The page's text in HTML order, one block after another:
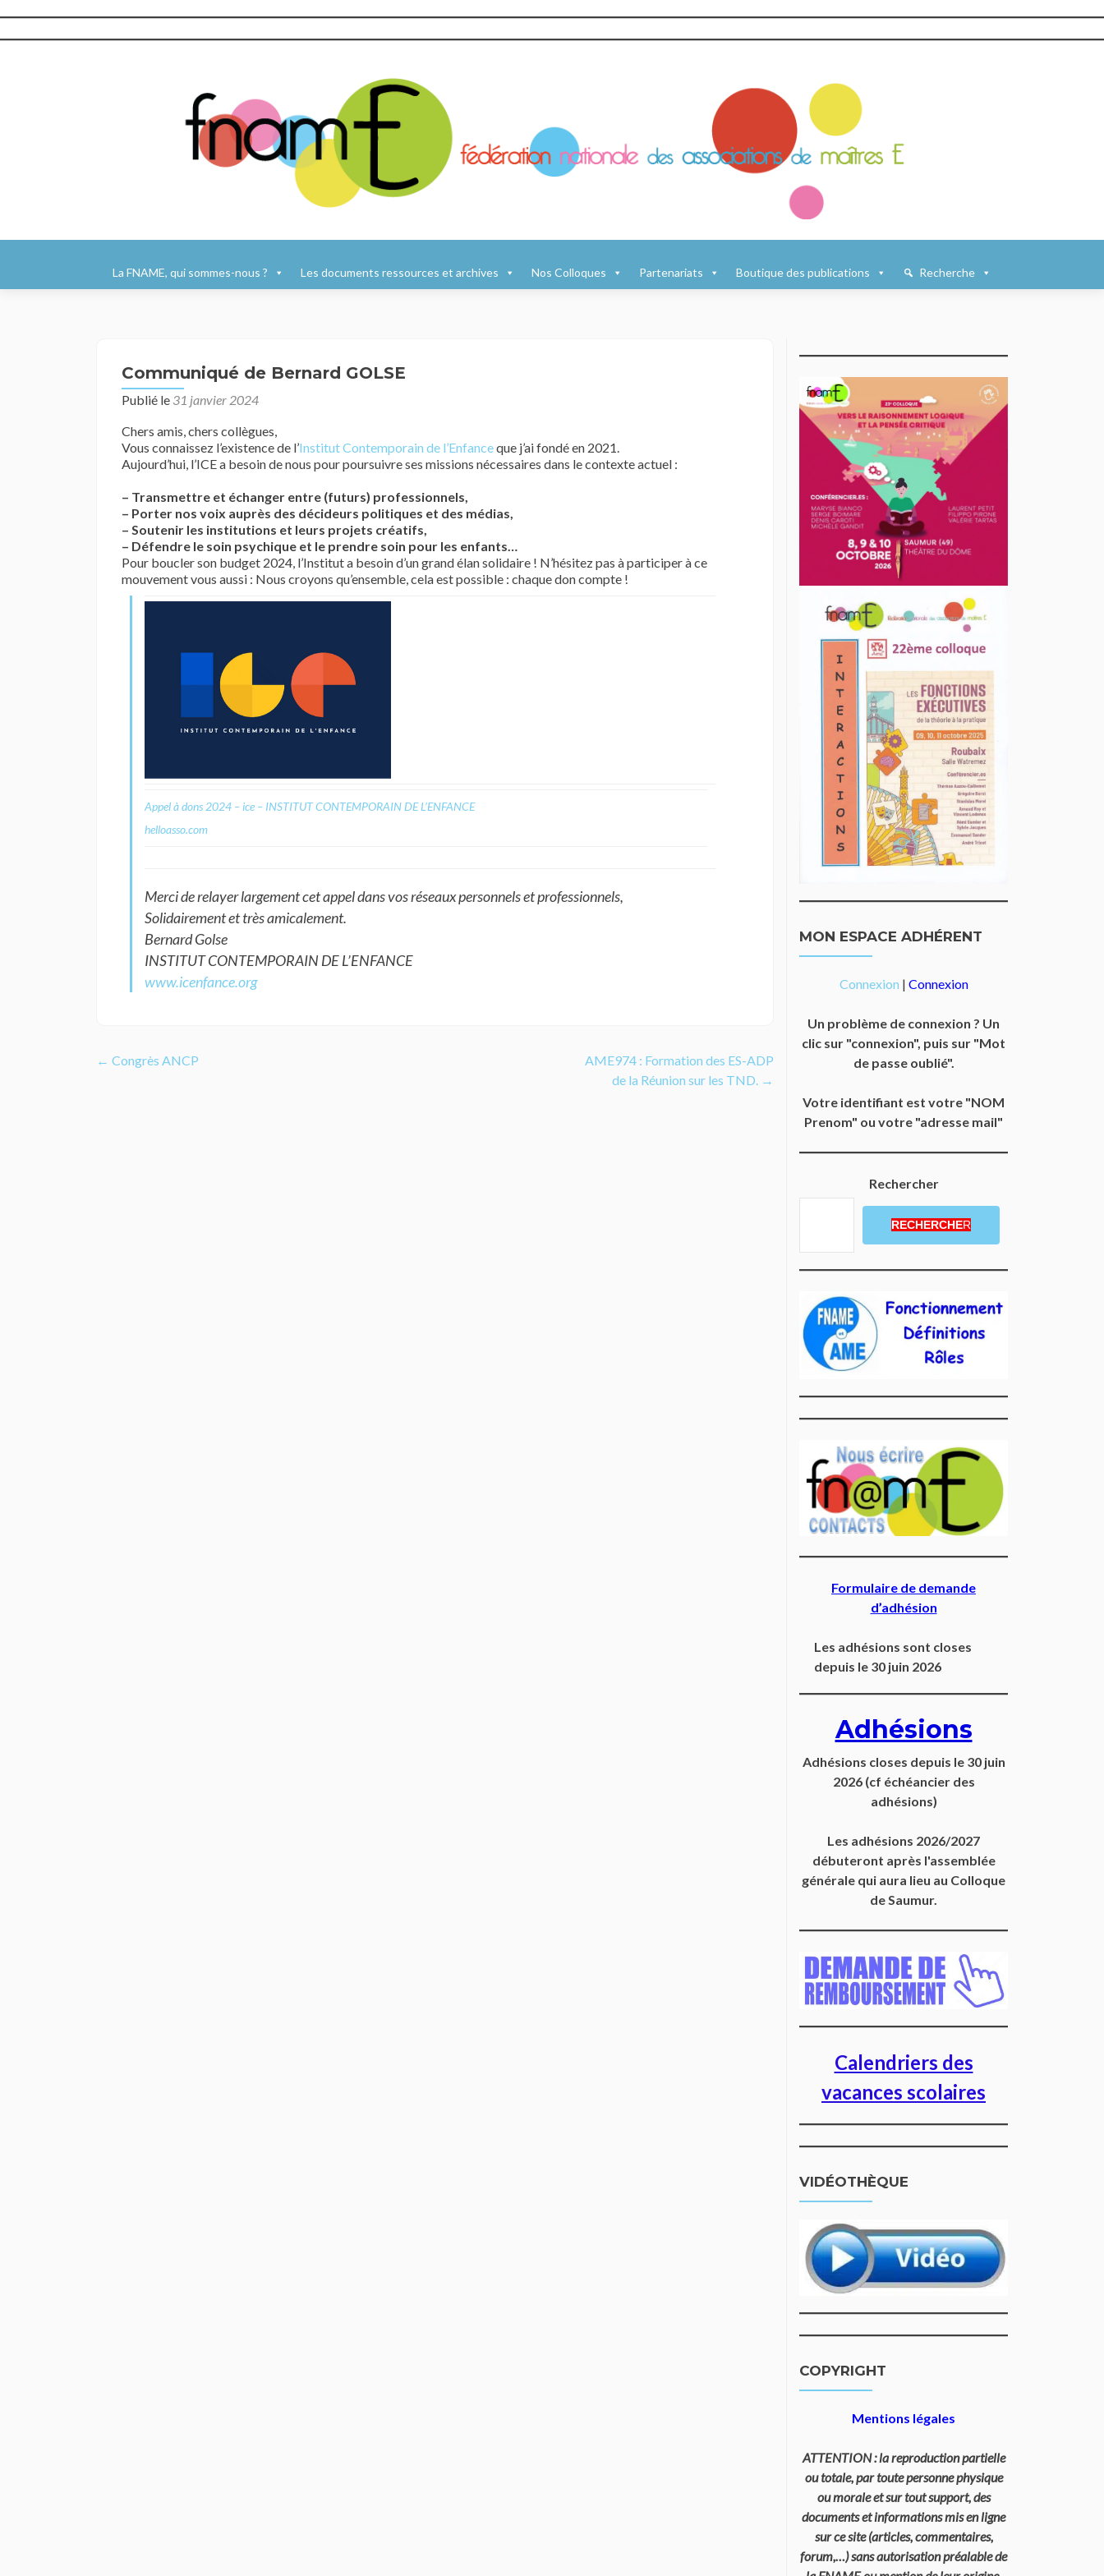
contenu
La FNAME, qui sommes-nous ? Les documents ressources et archives Nos Colloques Partenariats Boutique des publications Recherche
Communiqué de Bernard GOLSE
Publié le 31 janvier 2024
Chers amis, chers collègues,
Vous connaissez l’existence de l’Institut Contemporain de l’Enfanceque j’ai fondé en 2021.
Aujourd’hui, l’ICE a besoin de nous pour poursuivre ses missions nécessaires dans le contexte actuel :
– Transmettre et échanger entre (futurs) professionnels,
– Porter nos voix auprès des décideurs politiques et des médias,
– Soutenir les institutions et leurs projets créatifs,
– Défendre le soin psychique et le prendre soin pour les enfants…
Pour boucler son budget 2024, l’Institut a besoin d’un grand élan solidaire ! N’hésitez pas à participer à ce
mouvement vous aussi : Nous croyons qu’ensemble, cela est possible : chaque don compte !
Appel à dons 2024 – ice – INSTITUT CONTEMPORAIN DE L’ENFANCE
helloasso.com
Merci de relayer largement cet appel dans vos réseaux personnels et professionnels,
Solidairement et très amicalement.
Bernard Golse
INSTITUT CONTEMPORAIN DE L’ENFANCE
www.icenfance.org
Navigation
← Congrès ANCP
AME974 : Formation des ES-ADP
de la Réunion sur les TND. →
MON ESPACE ADHÉRENT
Connexion | Connexion
Un problème de connexion ? Un
clic sur "connexion", puis sur "Mot
de passe oublié".
Votre identifiant est votre "NOM
Prenom" ou votre "adresse mail"
Rechercher
RECHERCHER
Formulaire de demande
d’adhésion
Les adhésions sont closes
depuis le 30 juin 2026
Adhésions
Adhésions closes depuis le 30 juin
2026 (cf échéancier des
adhésions)
Les adhésions 2026/2027
débuteront après l'assemblée
générale qui aura lieu au Colloque
de Saumur.
Calendriers des
vacances scolaires
VIDÉOTHÈQUE
COPYRIGHT
Mentions légales
ATTENTION : la reproduction partielle
ou totale, par toute personne physique
ou morale et sur tout support, des
documents et informations mis en ligne
sur ce site (articles, commentaires,
forum,…) sans autorisation préalable de